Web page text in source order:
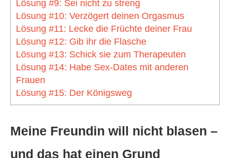
Lösung #9: Sei nicht zu streng
Lösung #10: Verzögert deinen Orgasmus
Lösung #11: Lecke die Früchte deiner Frau
Lösung #12: Gib ihr die Flasche
Lösung #13: Schick sie zum Therapeuten
Lösung #14: Habe Sex-Dates mit anderen
Frauen
Lösung #15: Der Königsweg
Meine Freundin will nicht blasen –
und das hat einen Grund